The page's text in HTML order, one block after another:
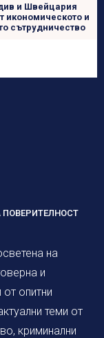
и Швейцария
икономическото и
сътрудничество
ПОВЕРИТЕЛНОСТ
на
и
опитни
теми от
криминални